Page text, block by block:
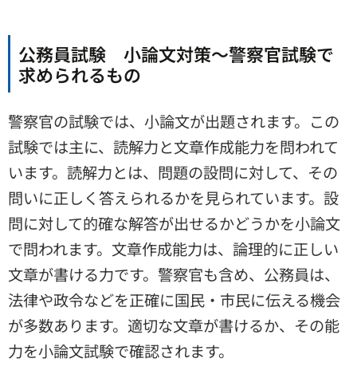
公務員試験 小論文対策～警察官試験で
求められるもの
警察官の試験では、小論文が出題されます。この
試験では主に、読解力と文章作成能力を問われて
います。読解力とは、問題の設問に対して、その
問いに正しく答えられるかを見られています。設
問に対して的確な解答が出せるかどうかを小論文
で問われます。文章作成能力は、論理的に正しい
文章が書ける力です。警察官も含め、公務員は、
法律や政令などを正確に国民・市民に伝える機会
が多数あります。適切な文章が書けるか、その能
力を小論文試験で確認されます。